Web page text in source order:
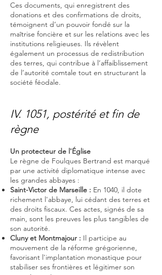
Ces documents, qui enregistrent des
donations et des confirmations de droits,
témoignent d’un pouvoir fondé sur la
maîtrise foncière et sur les relations avec les
institutions religieuses. Ils révèlent
également un processus de redistribution
des terres, qui contribue à l’affaiblissement
de l’autorité comtale tout en structurant la
société féodale.
IV. 1051, postérité et fin de
règne
Un protecteur de l'Église
Le règne de Foulques Bertrand est marqué
par une activité diplomatique intense avec
les grandes abbayes :
Saint-Victor de Marseille : En 1040, il dote
richement l'abbaye, lui cédant des terres et
des droits fiscaux. Ces actes, signés de sa
main, sont les preuves les plus tangibles de
son autorité.
Cluny et Montmajour : Il participe au
mouvement de la réforme grégorienne,
favorisant l'implantation monastique pour
stabiliser ses frontières et légitimer son